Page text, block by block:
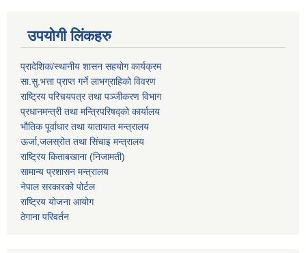
उपयोगी लिंकहरु
प्रादेशिक/स्थानीय शासन सहयोग कार्यक्रम
सा.सु.भत्ता प्राप्त गर्ने लाभग्राहिको विवरण
राष्ट्रिय परिचयपत्र तथा पञ्‍जीकरण विभाग
प्रधानमन्त्री तथा मन्त्रिपरिषद्को कार्यालय
भौतिक पूर्वाधार तथा यातायात मन्त्रालय
ऊर्जा,जलस्रोत तथा सिंचाइ मन्त्रालय
राष्ट्रिय किताबखाना (निजामती)
सामान्य प्रशासन मन्त्रालय
नेपाल सरकारको पोर्टल
राष्ट्रिय योजना आयोग
ठेगाना परिवर्तन